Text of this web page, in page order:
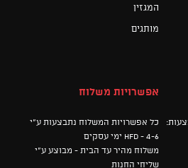
המגזין
מותגים
אפשרויות משלוח
כל אפשרויות המשלוח נתבצעות ע"י
HFD - 4-6 ימי עסקים
משלוח מהיר עד הבית - מבוצע ע"י
שליחי החנות